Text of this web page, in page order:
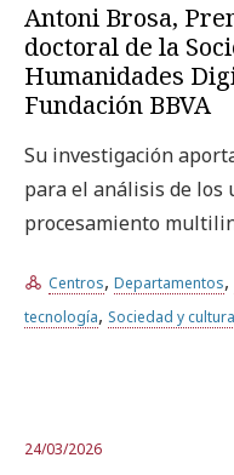
Antoni Brosa,
doctoral de la
Humanidades
Fundación BBVA
Su investigación
para el análisis de los
procesamiento
Centros, Departamentos,
tecnología, Sociedad y cultura
24/03/2026